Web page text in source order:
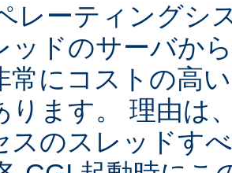
レーティングシ
ッドのサーバか
常にコストの高
ります。 理由は
スのスレッドす